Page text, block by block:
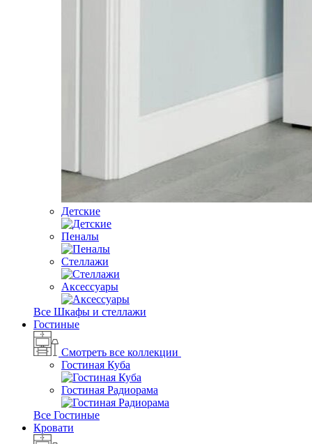
Детские
Пеналы
Стеллажи
Аксессуары
Все Шкафы и стеллажи
Гостиные
Смотреть все коллекции
Гостиная Куба
Гостиная Радиорама
Все Гостиные
Кровати